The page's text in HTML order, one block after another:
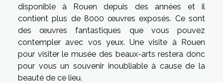
disponible à Rouen depuis des années et il
contient plus de 8000 œuvres exposés. Ce sont
des œuvres fantastiques que vous pouvez
contempler avec vos yeux. Une visite à Rouen
pour visiter le musée des beaux-arts restera donc
pour vous un souvenir inoubliable à cause de la
beauté de ce lieu.